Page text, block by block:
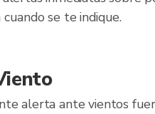
cuando se te indique.
alerta ante vientos